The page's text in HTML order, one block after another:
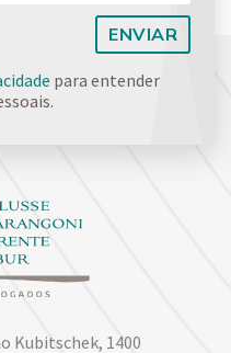
para entender
Kubitschek, 1400